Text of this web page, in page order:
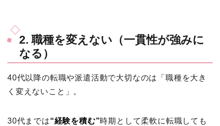
2. 職種を変えない（一貫性が強みに
なる）
40代以降の転職や派遣活動で大切なのは「職種を大き
く変えないこと」。
30代までは“経験を積む”時期として柔軟に転職しても